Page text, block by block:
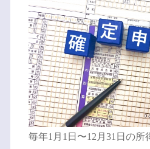
毎年1月1日〜12月31日の